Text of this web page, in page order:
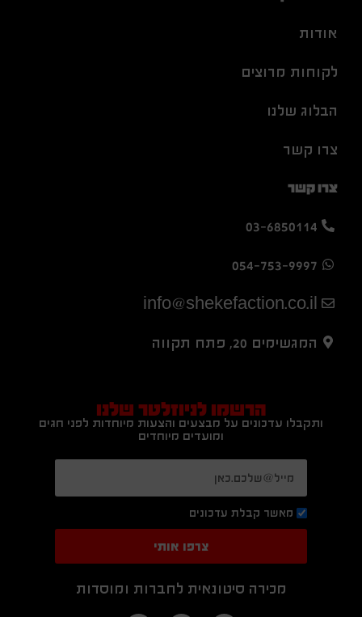
אודות
לקוחות מרוצים
הבלוג שלנו
צרו קשר
צרו קשר
03-6850114
054-753-9997
info@shekefaction.co.il
המגשימים 20, פתח תקווה
הרשמו לניוזלטר שלנו
ותקבלו עדכונים על מבצעים והצעות מיוחדות לפני חגים
ומועדים מיוחדים
מאשר קבלת עדכונים
צרפו אותי
מכירה סיטונאית לחברות ומוסדות